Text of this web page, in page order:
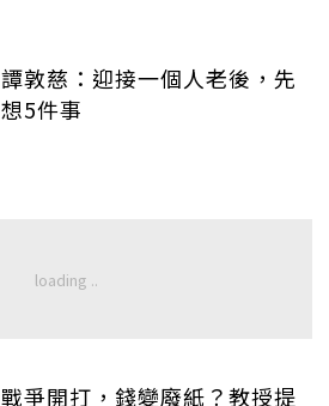
譚敦慈：迎接一個人老後，先
想5件事
戰爭開打，錢變廢紙？教授提